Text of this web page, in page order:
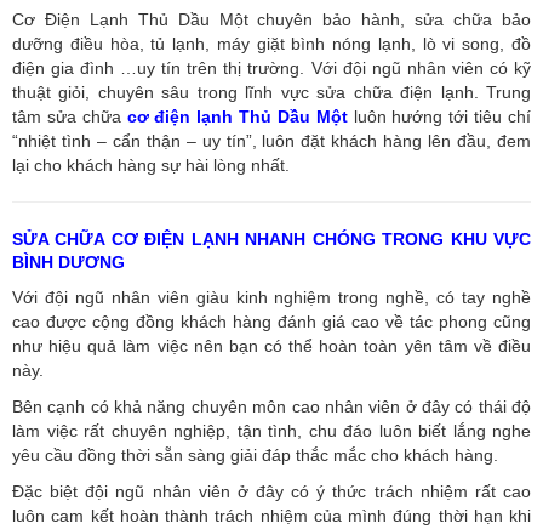
Cơ Điện Lạnh Thủ Dầu Một chuyên bảo hành, sửa chữa bảo
dưỡng điều hòa, tủ lạnh, máy giặt bình nóng lạnh, lò vi song, đồ
điện gia đình …uy tín trên thị trường. Với đội ngũ nhân viên có kỹ
thuật giỏi, chuyên sâu trong lĩnh vực sửa chữa điện lạnh. Trung
tâm sửa chữa cơ điện lạnh Thủ Dầu Mộtluôn hướng tới tiêu chí
“nhiệt tình – cẩn thận – uy tín”, luôn đặt khách hàng lên đầu, đem
lại cho khách hàng sự hài lòng nhất.
SỬA CHỮA CƠ ĐIỆN LẠNH NHANH CHÓNG TRONG KHU VỰC
BÌNH DƯƠNG
Với đội ngũ nhân viên giàu kinh nghiệm trong nghề, có tay nghề
cao được cộng đồng khách hàng đánh giá cao về tác phong cũng
như hiệu quả làm việc nên bạn có thể hoàn toàn yên tâm về điều
này.
Bên cạnh có khả năng chuyên môn cao nhân viên ở đây có thái độ
làm việc rất chuyên nghiệp, tận tình, chu đáo luôn biết lắng nghe
yêu cầu đồng thời sẵn sàng giải đáp thắc mắc cho khách hàng.
Đặc biệt đội ngũ nhân viên ở đây có ý thức trách nhiệm rất cao
luôn cam kết hoàn thành trách nhiệm của mình đúng thời hạn khi